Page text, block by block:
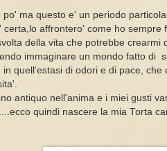
po' ma questo e' un periodo
affrontero' come ho
della vita che potrebbe
immaginare un mondo fatto di
quell'estasi di odori e di pace,
antiquo nell'anima e i miei gusti
quindi nascere la mia Torta